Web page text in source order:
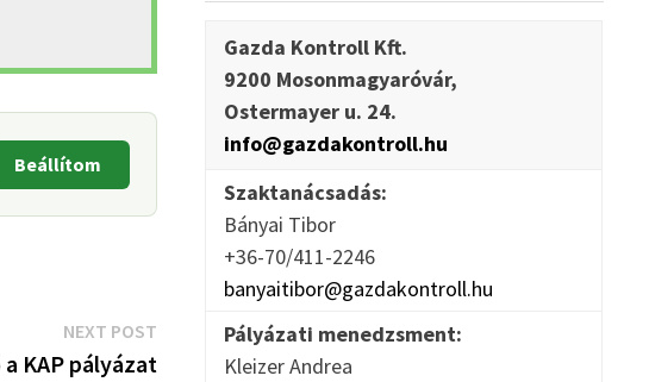
Beállítom
NEXT POSTNext
post:
KAP pályázat
Gazda Kontroll Kft.
9200 Mosonmagyaróvár,
Ostermayer u. 24.
info@gazdakontroll.hu
Szaktanácsadás:
Bányai Tibor
+36-70/411-2246
banyaitibor@gazdakontroll.hu
Pályázati menedzsment:
Kleizer Andrea